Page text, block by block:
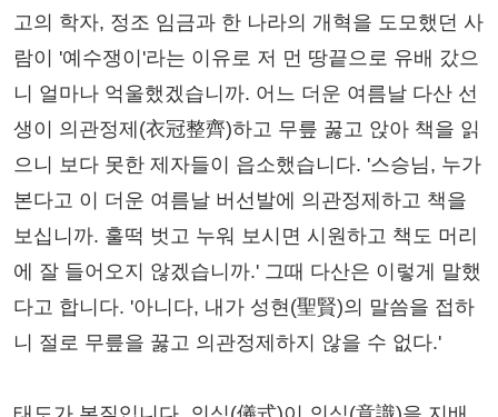
고의 학자, 정조 임금과 한 나라의 개혁을 도모했던 사
람이 '예수쟁이'라는 이유로 저 먼 땅끝으로 유배 갔으
니 얼마나 억울했겠습니까. 어느 더운 여름날 다산 선
생이 의관정제(衣冠整齊)하고 무릎 꿇고 앉아 책을 읽
으니 보다 못한 제자들이 읍소했습니다. '스승님, 누가
본다고 이 더운 여름날 버선발에 의관정제하고 책을
보십니까. 훌떡 벗고 누워 보시면 시원하고 책도 머리
에 잘 들어오지 않겠습니까.' 그때 다산은 이렇게 말했
다고 합니다. '아니다, 내가 성현(聖賢)의 말씀을 접하
니 절로 무릎을 꿇고 의관정제하지 않을 수 없다.'